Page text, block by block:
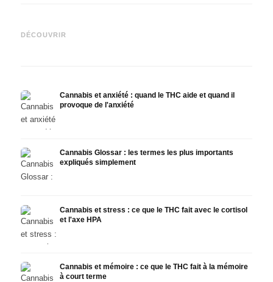
DÉCOUVRIR
CBD, Epidiolex et l'état actuel
Cannabis et anxiété : quand le THC aide et quand il
provoque de l'anxiété
Cannabis Glossar : les termes les plus importants
expliqués simplement
Cannabis et stress : ce que le THC fait avec le cortisol
et l'axe HPA
Cannabis et mémoire : ce que le THC fait à la mémoire
à court terme